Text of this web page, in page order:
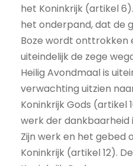
het Koninkrijk (artikel
het onderpand, dat de
Boze wordt onttrokken
uiteindelijk de zege
Heilig Avondmaal is
verwachting uitzien
Koninkrijk Gods (artikel
werk der dankbaarheid
Zijn werk en het gebed
Koninkrijk (artikel 12).